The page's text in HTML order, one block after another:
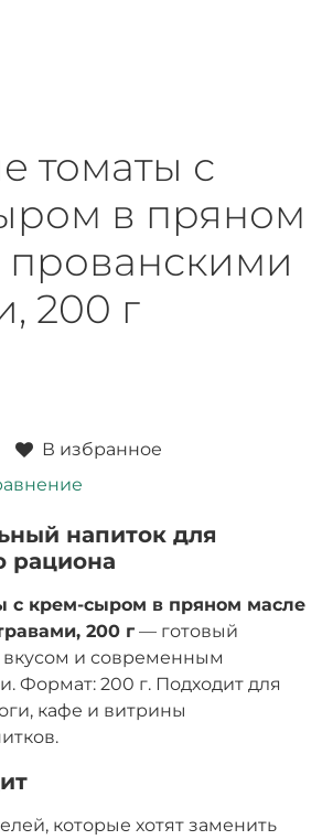
томаты с
в пряном
прованскими
200 г
В избранное
напиток для
рациона
с крем-сыром в пряном масле
200 г — готовый
вкусом и современным
Формат: 200 г. Подходит для
кафе и витрины
которые хотят заменить